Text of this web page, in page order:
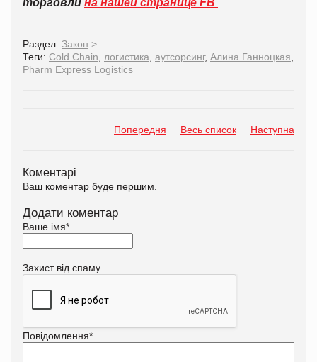
Раздел: Закон >
Теги: Сold Chain логистика аутсорсинг, Алина Ганноцкая
Pharm Express Logistics
Попередня Весь список Наступна
Коментарі
Ваш коментар буде першим.
Додати коментар
Ваше імя*
Захист від спаму
Повідомлення*